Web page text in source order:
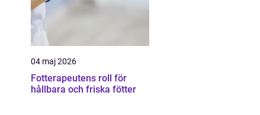
04 maj 2026
Fotterapeutens roll för
hållbara och friska fötter